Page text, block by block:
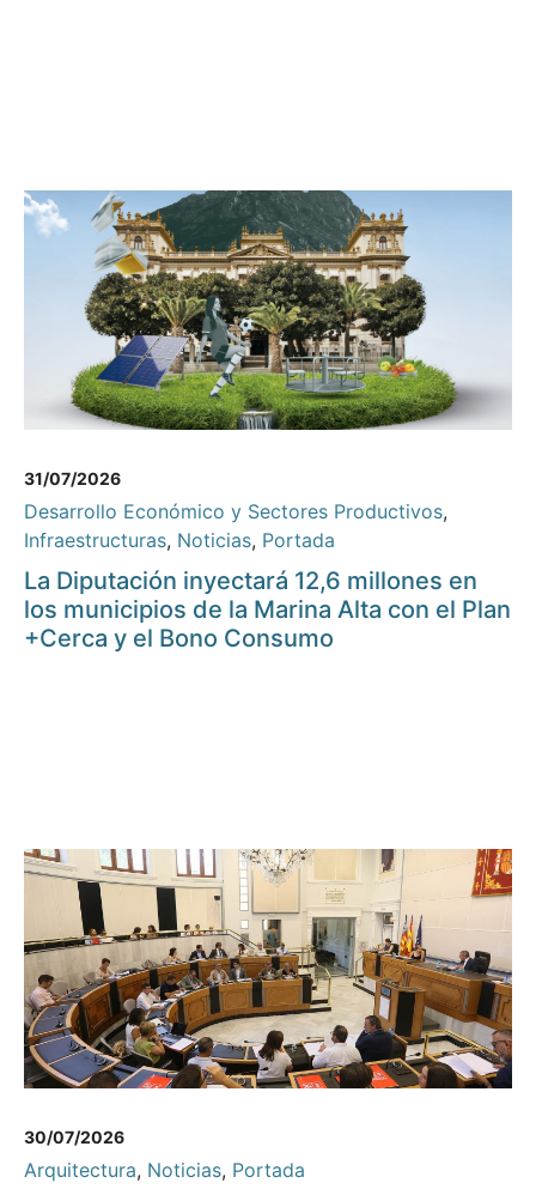
31/07/2026
Desarrollo Económico y Sectores Productivos,
Infraestructuras, Noticias, Portada
La Diputación inyectará 12,6 millones en
los municipios de la Marina Alta con el Plan
+Cerca y el Bono Consumo
30/07/2026
Arquitectura, Noticias, Portada